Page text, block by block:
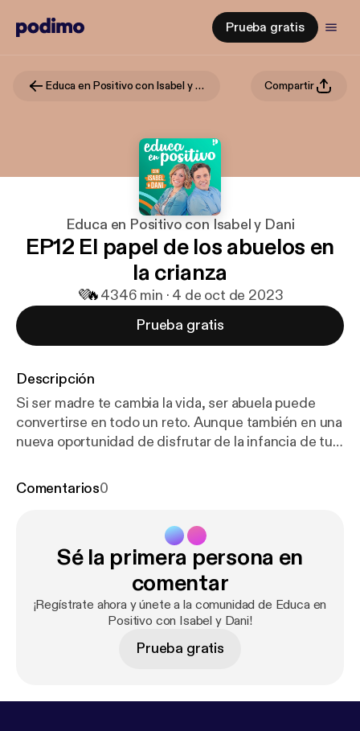
Prueba gratis
Educa en Positivo con Isabel y Dani Compartir
Educa en Positivo con Isabel y Dani
EP12 El papel de los abuelos en
la crianza
💜🔥4346 min · 4 de oct de 2023
Prueba gratis
Descripción
Si ser madre te cambia la vida, ser abuela puede
convertirse en todo un reto. Aunque también en una
nueva oportunidad de disfrutar de la infancia de tus
decidimos introducir cambios en nuestra manera de
Martín, la abuela molona, madre de Isabel y suegra
de Dani. Las risas, reflexiones y debates están
servidos en este episodio. Educa en Positivo con
Isabel y Dani cada miércoles en Podimo.
Comentarios0
Sé la primera persona en
comentar
¡Regístrate ahora y únete a la comunidad de Educa en
Positivo con Isabel y Dani!
Prueba gratis